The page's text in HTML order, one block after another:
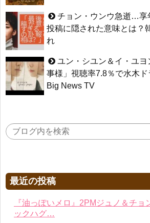
チョン・ウンウ急逝…享
投稿に隠された意味とは？
れ
ユン・シユン＆イ・ユヨ
事様」視聴率7.8％で水木
Big News TV
最近の投稿
『油っぽいメロ』2PMジュノ＆チョ
ックハグ…